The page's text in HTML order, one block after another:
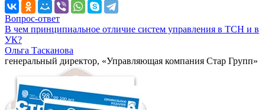
Вопрос-ответ
В чем принципиальное отличие систем управления в ТСН и в
УК?
Ольга Тасканова
генеральный директор, «Управляющая компания Стар Групп»